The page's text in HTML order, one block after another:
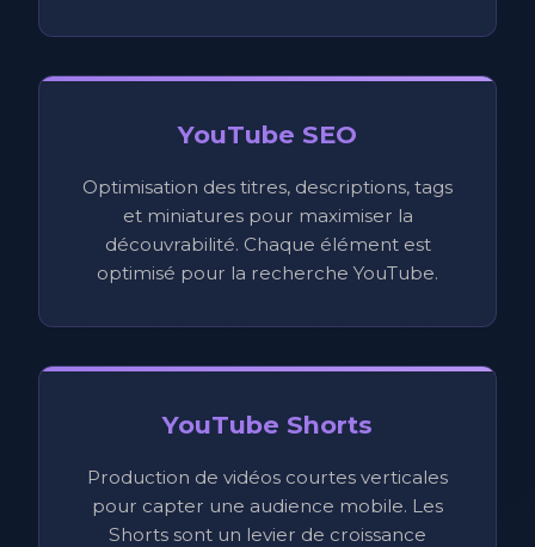
YouTube SEO
Optimisation des titres, descriptions, tags
et miniatures pour maximiser la
découvrabilité. Chaque élément est
optimisé pour la recherche YouTube.
YouTube Shorts
Production de vidéos courtes verticales
pour capter une audience mobile. Les
Shorts sont un levier de croissance